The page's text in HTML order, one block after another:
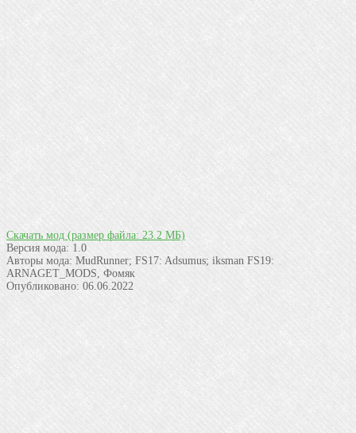
Скачать мод(размер файла: 23.2 МБ)
Версия мода: 1.0
Авторы мода: MudRunner; FS17: Adsumus; iksman FS19:
ARNAGET_MODS, Фомяк
Опубликовано: 06.06.2022